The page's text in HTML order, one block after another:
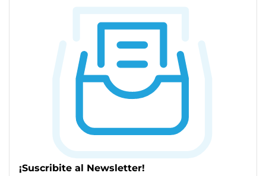
¡Suscribite al Newsletter!